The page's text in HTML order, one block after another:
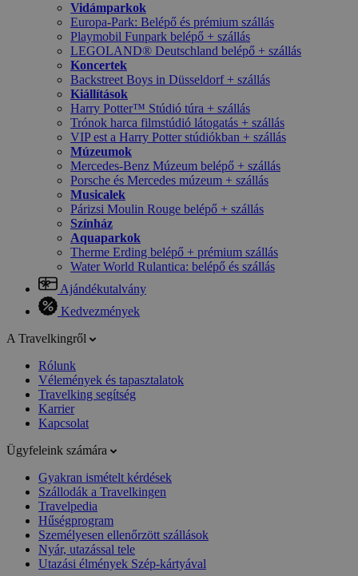
Vidámparkok
Europa-Park: Belépő és prémium szállás
Playmobil Funpark belépő + szállás
LEGOLAND® Deutschland belépő + szállás
Koncertek
Backstreet Boys in Düsseldorf + szállás
Kiállítások
Harry Potter™ Stúdió túra + szállás
Trónok harca filmstúdió látogatás + szállás
VIP est a Harry Potter stúdiókban + szállás
Múzeumok
Mercedes-Benz Múzeum belépő + szállás
Porsche és Mercedes múzeum + szállás
Musicalek
Párizsi Moulin Rouge belépő + szállás
Színház
Aquaparkok
Therme Erding belépő + prémium szállás
Water World Rulantica: belépő és szállás
Ajándékutalvány
Kedvezmények
A Travelkingről
Rólunk
Vélemények és tapasztalatok
Travelking segítség
Karrier
Kapcsolat
Ügyfeleink számára
Gyakran ismételt kérdések
Szállodák a Travelkingen
Travelpedia
Hűségprogram
Személyesen ellenőrzött szállások
Nyár, utazással tele
Utazási élmények Szép-kártyával